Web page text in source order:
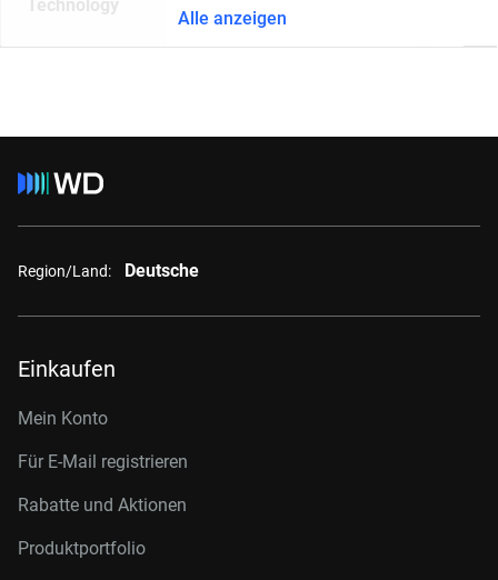
Technology
Alle anzeigen
Region/Land: Deutsche
Einkaufen
Mein Konto
Für E-Mail registrieren
Rabatte und Aktionen
Produktportfolio